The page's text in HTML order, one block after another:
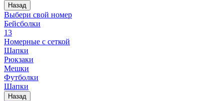
Назад
Выбери свой номер
Бейсболки
13
Номерные с сеткой
Шапки
Рюкзаки
Мешки
Футболки
Шапки
Назад